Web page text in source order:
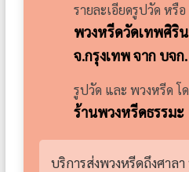
รายละเอียดรูปวัด หรื
พวงหรีดวัดเทพศิริ
จ.กรุงเทพ จาก บจก
รูปวัด และ พวงหรีด โ
ร้านพวงหรีดธรรมะ
บริการส่งพวงหรีดถึงศาล